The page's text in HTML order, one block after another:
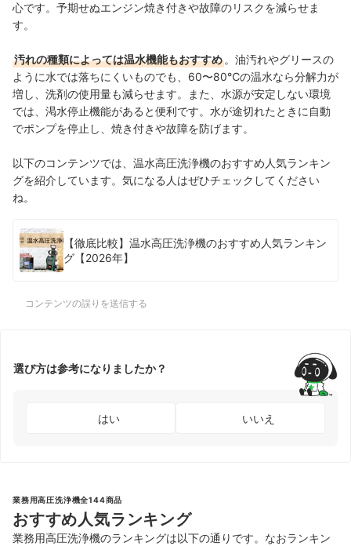
心です。予期せぬエンジン焼き付きや故障のリスクを減らせま
す。
汚れの種類によっては温水機能もおすすめ 。油汚れやグリースの
ように水では落ちにくいものでも、60〜80℃の温水なら分解力が
増し、洗剤の使用量も減らせます。また、水源が安定しない環境
では、渇水停止機能があると便利です。水が途切れたときに自動
でポンプを停止し、焼き付きや故障を防げます。
以下のコンテンツでは、温水高圧洗浄機のおすすめ人気ランキン
グを紹介しています。気になる人はぜひチェックしてください
ね。
【徹底比較】温水高圧洗浄機のおすすめ人気ランキン
グ【2026年】
コンテンツの誤りを送信する
選び方は参考になりましたか？
はい いいえ
業務用高圧洗浄機全144商品
おすすめ人気ランキング
業務用高圧洗浄機のランキングは以下の通りです。なおランキン